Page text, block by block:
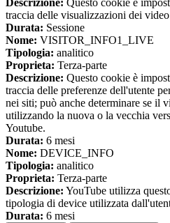
Descrizione: Questo cookie è
traccia delle visualizzazioni dei
Durata: Sessione
Nome: VISITOR_INFO1_LIVE
Tipologia: analitico
Proprieta: Terza-parte
Descrizione: Questo cookie è
traccia delle preferenze dell'utente
nei siti; può anche determinare se il
utilizzando la nuova o la vecchia
Youtube.
Durata: 6 mesi
Nome: DEVICE_INFO
Tipologia: analitico
Proprieta: Terza-parte
Descrizione: YouTube utilizza
tipologia di device utilizzata
Durata: 6 mesi